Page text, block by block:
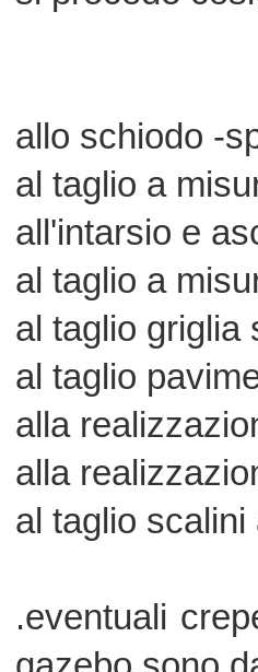
privo di fibre e
vengono cosi'
ogni tronco
lariceabete,-
realmente un
esclusivo e' il
artigianale
che l'azienda
clienti,veri amanti
selezione-lo
manuale